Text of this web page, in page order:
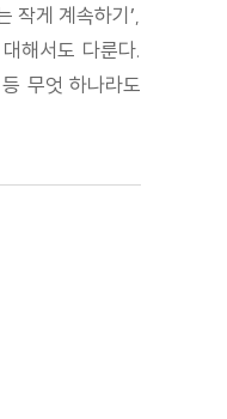
작게 계속하기’,
해서도 다룬다.
무엇 하나라도